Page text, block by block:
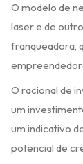
O modelo de
laser e de
franqueadora,
O racional de
um
um indicativo
potencial de